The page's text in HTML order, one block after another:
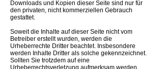
Downloads und Kopien dieser Seite sind nur für
den privaten, nicht kommerziellen Gebrauch
gestattet.
Soweit die Inhalte auf dieser Seite nicht vom
Betreiber erstellt wurden, werden die
Urheberrechte Dritter beachtet. Insbesondere
werden Inhalte Dritter als solche gekennzeichnet.
Sollten Sie trotzdem auf eine
Urheberrechtsverletzung aufmerksam werden,